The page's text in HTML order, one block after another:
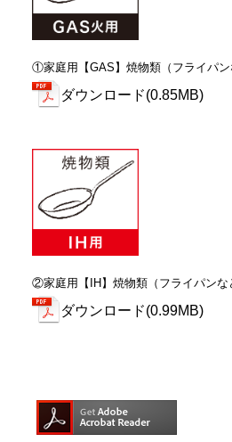
①家庭用【GAS】焼物類（フライパ
ダウンロード(0.85MB)
②家庭用【IH】焼物類（フライパンな
ダウンロード(0.99MB)